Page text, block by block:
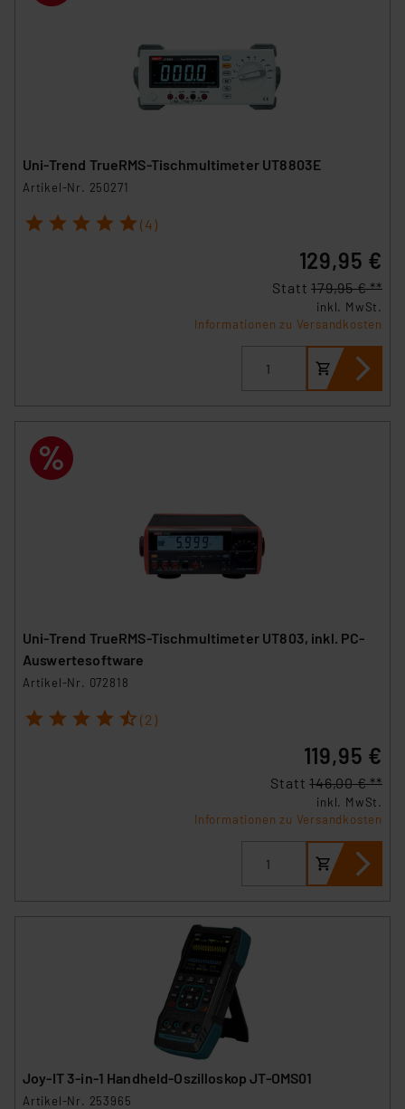
Uni-Trend TrueRMS-Tischmultimeter UT8803E
Artikel-Nr. 250271
1 2 3 4 5 (4)
129,95 €
Statt179,95 € **
inkl. MwSt.
Informationen zu Versandkosten
Uni-Trend TrueRMS-Tischmultimeter UT803, inkl. PC-
Auswertesoftware
Artikel-Nr. 072818
1 2 3 4 5 (2)
119,95 €
Statt146,00 € **
inkl. MwSt.
Informationen zu Versandkosten
Joy-IT 3-in-1 Handheld-Oszilloskop JT-OMS01
Artikel-Nr. 253965